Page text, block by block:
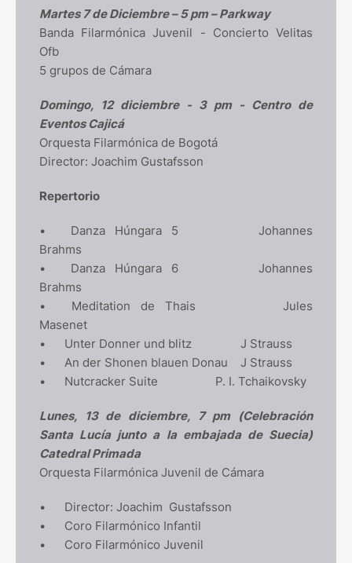
Martes 7 de Diciembre – 5 pm – Parkway
Banda Filarmónica Juvenil - Concierto Velitas
Ofb
5 grupos de Cámara
Domingo, 12 diciembre - 3 pm - Centro de
Eventos Cajicá
Orquesta Filarmónica de Bogotá
Director: Joachim Gustafsson
Repertorio
• Danza Húngara 5
Johannes
Brahms
•
Danza Húngara 6
Johannes
Brahms
•
Meditation de Thais
Jules
Masenet
•
Unter Donner und blitz
J Strauss
•
An der Shonen blauen Donau
J Strauss
•
Nutcracker Suite P. I. Tchaikovsky
Lunes, 13 de diciembre, 7 pm (Celebración
Santa Lucía junto a la embajada de Suecia)
Catedral Primada
Orquesta Filarmónica Juvenil de Cámara
•
Director: Joachim Gustafsson
•
Coro Filarmónico Infantil
•
Coro Filarmónico Juvenil